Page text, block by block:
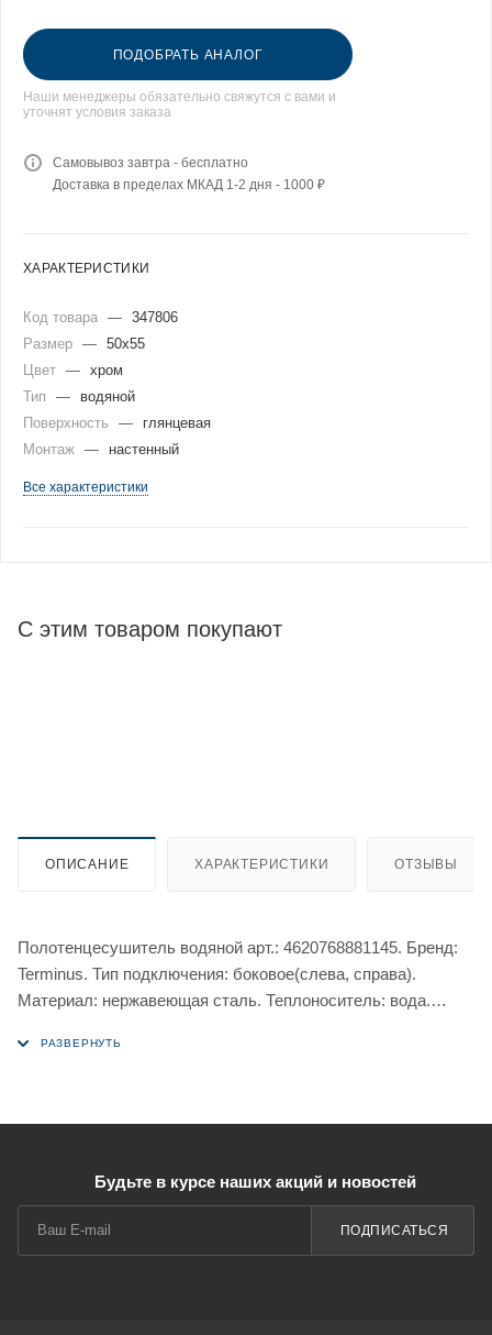
ПОДОБРАТЬ АНАЛОГ
Наши менеджеры обязательно свяжутся с вами и
уточнят условия заказа
Самовывоз завтра - бесплатно
Доставка в пределах МКАД 1-2 дня - 1000 ₽
ХАРАКТЕРИСТИКИ
Код товара — 347806
Размер — 50x55
Цвет — хром
Тип
—
водяной
Поверхность
—
глянцевая
Монтаж — настенный
Все характеристики
С этим товаром покупают
ОПИСАНИЕ ХАРАКТЕРИСТИКИ ОТЗЫВЫ
Полотенцесушитель водяной арт.: 4620768881145. Бренд:
Terminus. Тип подключения: боковое(слева, справа).
Материал: нержавеющая сталь. Теплоноситель: вода.
Будьте в курсе наших акций и новостей
ПОДПИСАТЬСЯ